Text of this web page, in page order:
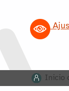
Inicio